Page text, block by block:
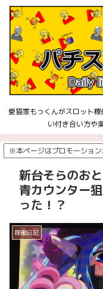
愛猫家もっくんがスロット
い付き合い方や
※本ページはプロモーション
新台そらのお
青カウンター
った！？
稼働日記